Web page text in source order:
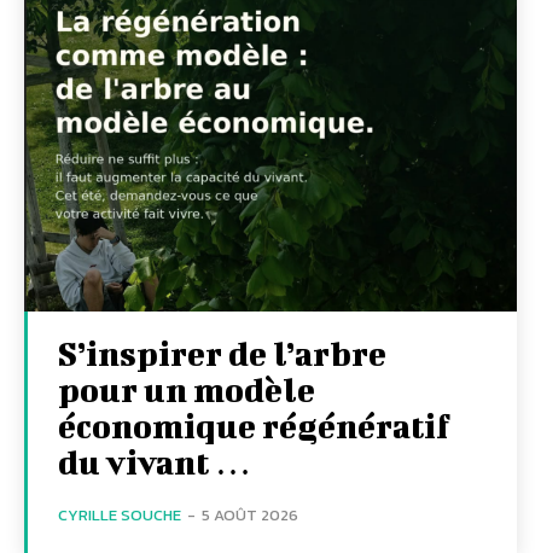
S’inspirer de l’arbre
pour un modèle
économique régénératif
du vivant …
CYRILLE SOUCHE - 5 AOÛT 2026